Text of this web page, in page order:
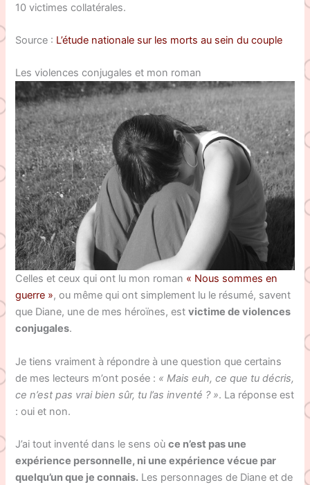
10 victimes collatérales.
Source : L’étude nationale sur les morts au sein du couple
Les violences conjugales et mon roman
Celles et ceux qui ont lu mon roman « Nous sommes en
guerre », ou même qui ont simplement lu le résumé, savent
que Diane, une de mes héroïnes, estvictime de violences
conjugales.
Je tiens vraiment à répondre à une question que certains
de mes lecteurs m’ont posée : « Mais euh, ce que tu décris,
ce n’est pas vrai bien sûr, tu l’as inventé ? ». La réponse est
: oui et non.
J’ai tout inventé dans le sens oùce n’est pas une
expérience personnelle, ni une expérience vécue par
quelqu’un que je connais. Les personnages de Diane et de